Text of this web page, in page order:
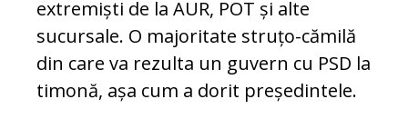
extremiști de la AUR, POT și alte
sucursale. O majoritate struțo-cămilă
din care va rezulta un guvern cu PSD la
timonă, așa cum a dorit președintele.